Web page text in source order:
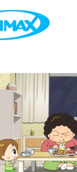
07:30또봇: 대도
07:45 또봇: 대도
에피소드 20
08:00안녕 자두
에피소드 9